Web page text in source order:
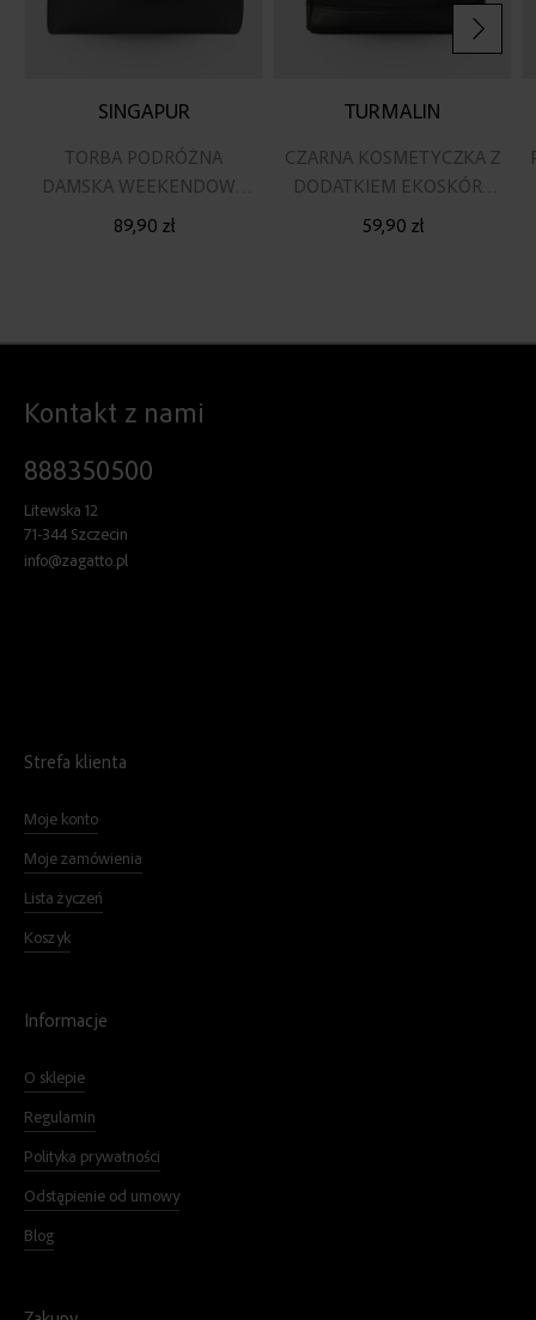
SINGAPUR
TORBA PODRÓŻNA
DAMSKA WEEKENDOWA
ELEGANCKA CZARNA
89,90 zł
TURMALIN
CZARNA KOSMETYCZKA Z
DODATKIEM EKOSKÓRY
PODRÓŻNA
59,90 zł
Kontakt z nami
888350500
Litewska 12
71-344 Szczecin
info@zagatto.pl
Strefa klienta
Moje konto
Moje zamówienia
Lista życzeń
Koszyk
Informacje
O sklepie
Regulamin
Polityka prywatności
Odstąpienie od umowy
Blog